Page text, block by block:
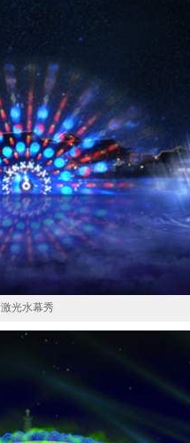
激光水幕秀